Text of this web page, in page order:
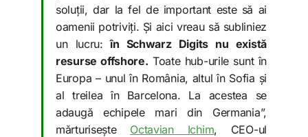
soluții, dar la fel de important este să ai
oamenii potriviți. Și aici vreau să subliniez
un lucru: în Schwarz Digits nu există
resurse offshore. Toate hub-urile sunt în
Europa – unul în România, altul în Sofia și
al treilea în Barcelona. La acestea se
adaugă echipele mari din Germania”,
mărturisește Octavian Ichim, CEO-ul